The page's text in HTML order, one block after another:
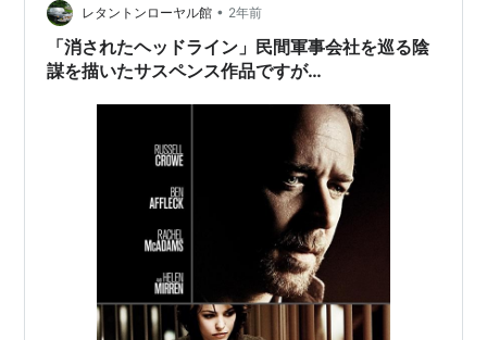
が、あにはからずどっぷりと重い海…
レタントンローヤル館 • 2年前
「消されたヘッドライン」民間軍事会社を巡る陰
謀を描いたサスペンス作品ですが…